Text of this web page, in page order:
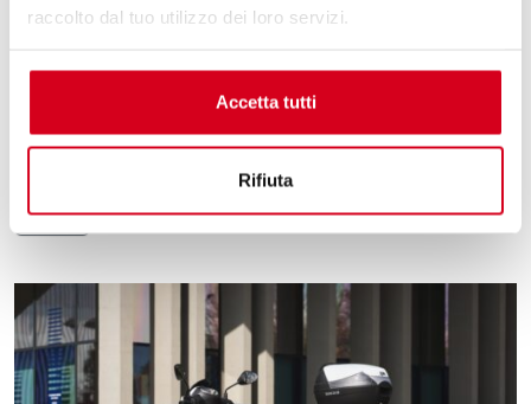
raccolto dal tuo utilizzo dei loro servizi.
Accetta tutti
Rifiuta
organizzare gite ed avventure a bordo del proprio
scoprire i più bei paesaggi marittimi, collinari e montani
dell’Abruzzo. In sella al proprio scooter marchiato Sym è
possibile testare le prestazioni del proprio mezzo tra le
[…]
Leggi